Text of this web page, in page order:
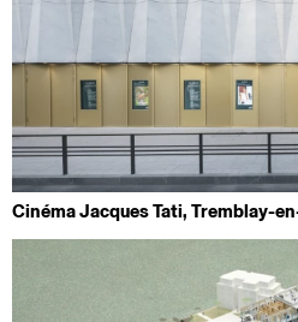
Cinéma Jacques Tati, Tremblay-